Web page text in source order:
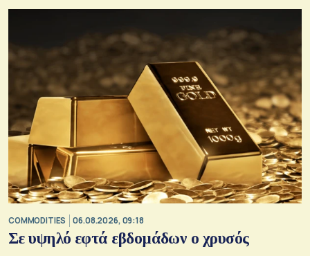
COMMODITIES 06.08.2026, 09:18
Σε υψηλό εφτά εβδομάδων ο χρυσός